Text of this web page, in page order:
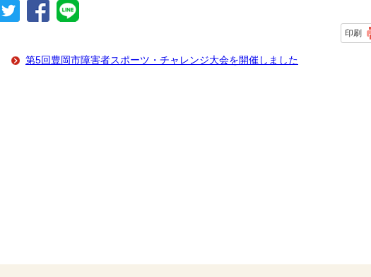
印刷
第5回豊岡市障害者スポーツ・チャレンジ大会を開催しました